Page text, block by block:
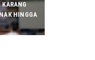
HINGGA